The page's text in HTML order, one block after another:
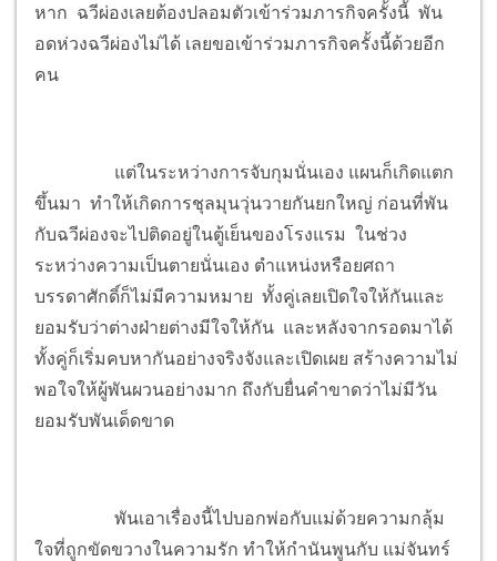
หาก ฉวีผ่องเลยต้องปลอมตัวเข้าร่วมภารกิจครั้งนี้ พัน
อดห่วงฉวีผ่องไม่ได้ เลยขอเข้าร่วมภารกิจครั้งนี้ด้วยอีก
คน
แต่ในระหว่างการจับกุมนั่นเอง แผนก็เกิดแตก
ขึ้นมา ทำให้เกิดการชุลมุนวุ่นวายกันยกใหญ่ ก่อนที่พัน
กับฉวีผ่องจะไปติดอยู่ในตู้เย็นของโรงแรม ในช่วง
ระหว่างความเป็นตายนั่นเอง ตำแหน่งหรือยศถา
บรรดาศักดิ์ก็ไม่มีความหมาย ทั้งคู่เลยเปิดใจให้กันและ
ยอมรับว่าต่างฝ่ายต่างมีใจให้กัน และหลังจากรอดมาได้
ทั้งคู่ก็เริ่มคบหากันอย่างจริงจังและเปิดเผย สร้างความไม่
พอใจให้ผู้พันผวนอย่างมาก ถึงกับยื่นคำขาดว่าไม่มีวัน
ยอมรับพันเด็ดขาด
พันเอาเรื่องนี้ไปบอกพ่อกับแม่ด้วยความกลุ้ม
ใจที่ถูกขัดขวางในความรัก ทำให้กำนันพูนกับ แม่จันทร์